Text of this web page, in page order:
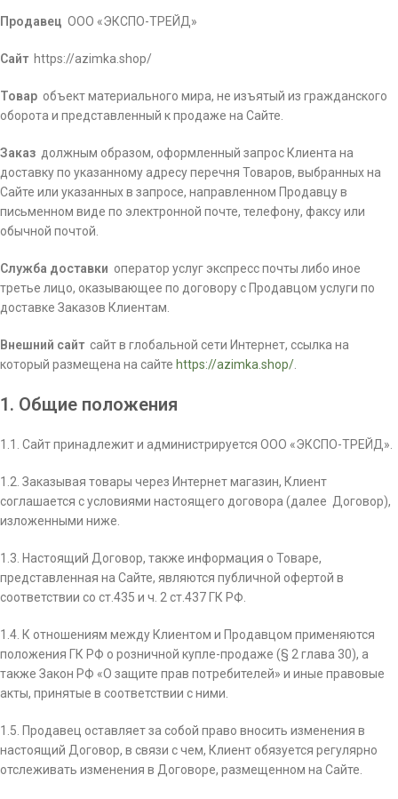
Продавец ­ ООО «ЭКСПО-ТРЕЙД»
Сайт ­ https://azimka.shop/
Товар ­ объект материального мира, не изъятый из гражданского
оборота и представленный к продаже на Сайте.
Заказ ­ должным образом, оформленный запрос Клиента на
доставку по указанному адресу перечня Товаров, выбранных на
Сайте или указанных в запросе, направленном Продавцу в
письменном виде по электронной почте, телефону, факсу или
обычной почтой.
Служба доставки ­ оператор услуг экспресс­ почты либо иное
третье лицо, оказывающее по договору с Продавцом услуги по
доставке Заказов Клиентам.
Внешний сайт ­ сайт в глобальной сети Интернет, ссылка на
который размещена на сайте https://azimka.shop/
1. Общие положения
1.1. Сайт принадлежит и администрируется ООО «ЭКСПО-ТРЕЙД».
1.2. Заказывая товары через Интернет ­магазин, Клиент
соглашается с условиями настоящего договора (далее ­ Договор),
изложенными ниже.
1.3. Настоящий Договор, также информация о Товаре,
представленная на Сайте, являются публичной офертой в
соответствии со ст.435 и ч. 2 ст.437 ГК РФ.
1.4. К отношениям между Клиентом и Продавцом применяются
положения ГК РФ о розничной купле­-продаже (§ 2 глава 30), а
также Закон РФ «О защите прав потребителей» и иные правовые
акты, принятые в соответствии с ними.
1.5. Продавец оставляет за собой право вносить изменения в
настоящий Договор, в связи с чем, Клиент обязуется регулярно
отслеживать изменения в Договоре, размещенном на Сайте.